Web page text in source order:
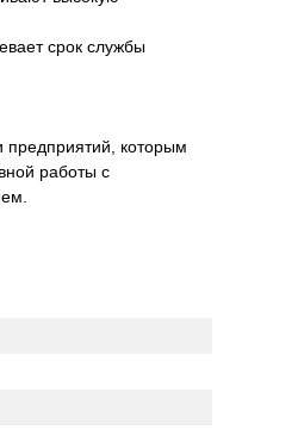
срок службы
предприятий, которым
работы с